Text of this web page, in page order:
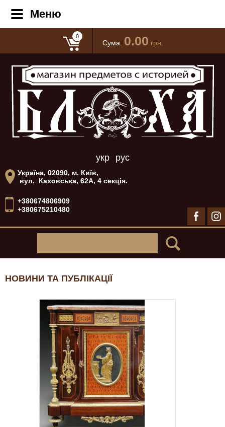
0
Сума: 0.00 грн.
укр рус
Україна, 02090, м. Київ,
вул. Каховська, 62А, 4 секція.
+380674806909
+380675210480
Меню
НОВИНИ ТА ПУБЛІКАЦІЇ